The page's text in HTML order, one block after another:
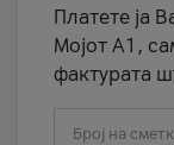
Платете ја
Мојот А1,
фактурата
Број на